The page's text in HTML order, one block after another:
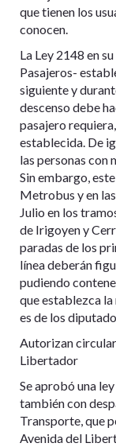
que tienen los
conocen.
La Ley 2148 en
Pasajeros-
siguiente y
descenso debe
pasajero
establecida. De
las personas con
Sin embargo,
Metrobus y en
Julio en los
de Irigoyen y
paradas de los
línea deberán
pudiendo
que establezca
es de los
Autorizan
Libertador
Se aprobó una
también con
Transporte, que
Avenida del